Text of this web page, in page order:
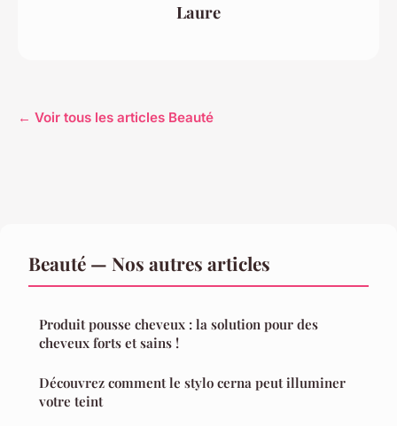
Laure
← Voir tous les articles Beauté
Beauté — Nos autres articles
Produit pousse cheveux : la solution pour des
cheveux forts et sains !
Découvrez comment le stylo cerna peut illuminer
votre teint